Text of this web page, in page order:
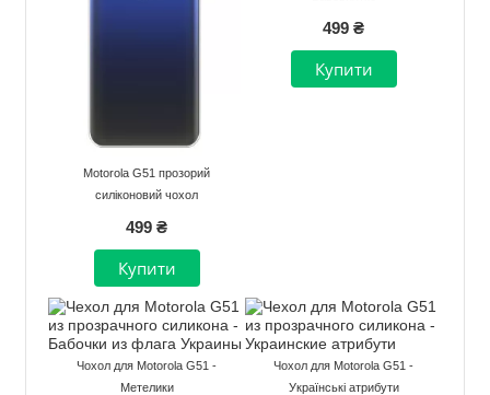
Motorola G51 прозорий
силіконовий чохол
499 ₴
499 ₴
Чохол для Motorola G51 -
Метелики
Чохол для Motorola G51 -
Українські атрибути